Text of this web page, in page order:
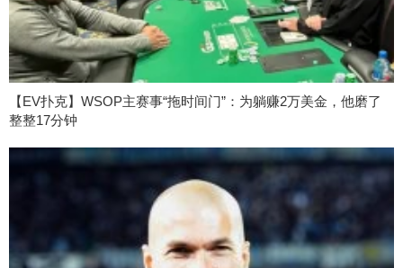
【EV扑克】WSOP主赛事“拖时间门”：为躺赚2万美金，他磨了
整整17分钟